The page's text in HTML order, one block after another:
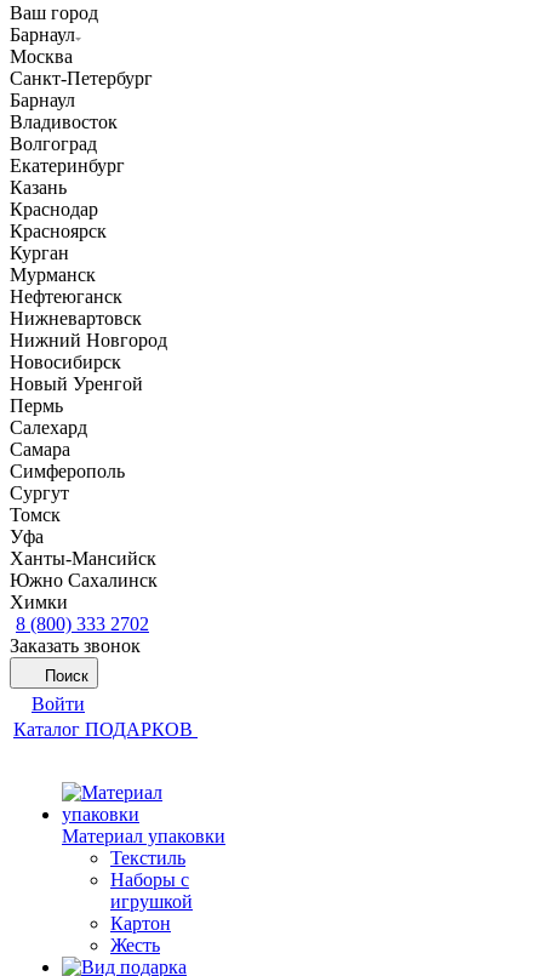
Ваш город
Барнаул
Москва
Санкт-Петербург
Барнаул
Владивосток
Волгоград
Екатеринбург
Казань
Краснодар
Красноярск
Курган
Мурманск
Нефтеюганск
Нижневартовск
Нижний Новгород
Новосибирск
Новый Уренгой
Пермь
Салехард
Самара
Симферополь
Сургут
Томск
Уфа
Ханты-Мансийск
Южно Сахалинск
Химки
8 (800) 333 2702
Заказать звонок
Поиск
Войти
Каталог ПОДАРКОВ
Материал упаковки
Текстиль
Наборы с
игрушкой
Картон
Жесть